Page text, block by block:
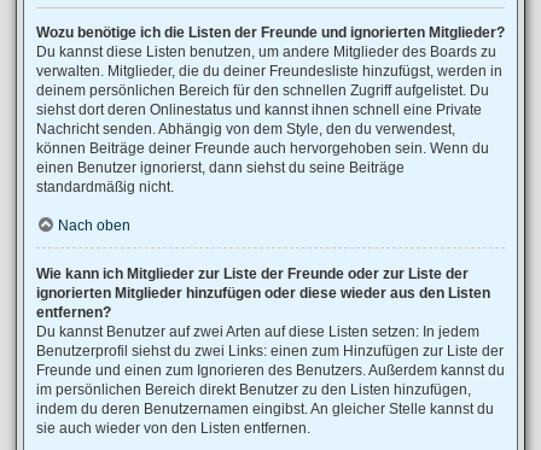
Wozu benötige ich die Listen der Freunde und ignorierten Mitglieder?
Du kannst diese Listen benutzen, um andere Mitglieder des Boards zu
verwalten. Mitglieder, die du deiner Freundesliste hinzufügst, werden in
deinem persönlichen Bereich für den schnellen Zugriff aufgelistet. Du
siehst dort deren Onlinestatus und kannst ihnen schnell eine Private
Nachricht senden. Abhängig von dem Style, den du verwendest,
können Beiträge deiner Freunde auch hervorgehoben sein. Wenn du
einen Benutzer ignorierst, dann siehst du seine Beiträge
standardmäßig nicht.
Nach oben
Wie kann ich Mitglieder zur Liste der Freunde oder zur Liste der
ignorierten Mitglieder hinzufügen oder diese wieder aus den Listen
entfernen?
Du kannst Benutzer auf zwei Arten auf diese Listen setzen: In jedem
Benutzerprofil siehst du zwei Links: einen zum Hinzufügen zur Liste der
Freunde und einen zum Ignorieren des Benutzers. Außerdem kannst du
im persönlichen Bereich direkt Benutzer zu den Listen hinzufügen,
indem du deren Benutzernamen eingibst. An gleicher Stelle kannst du
sie auch wieder von den Listen entfernen.